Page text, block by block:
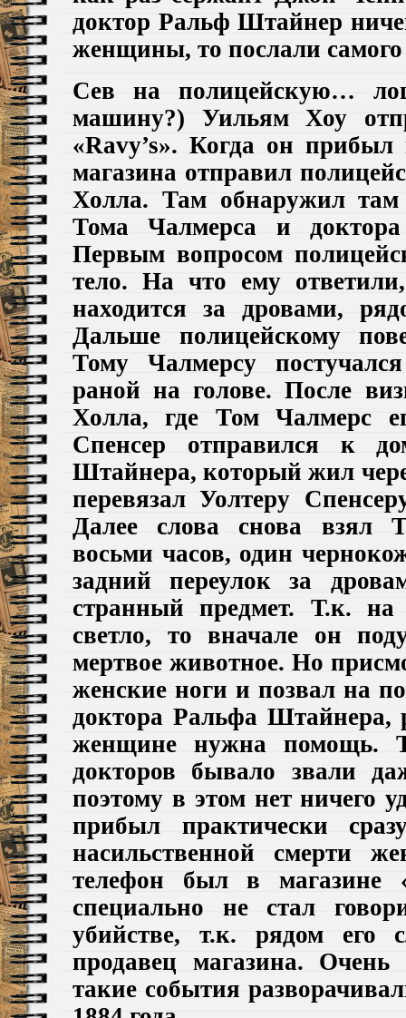
доктор Ральф Штайнер
женщины, то послали самого
Сев на полицейскую…
машину?) Уильям Хоу
«Ravy’s». Когда он прибыл
магазина отправил
Холла. Там обнаружил там
Тома Чалмерса и
Первым вопросом
тело. На что ему
находится за дровами,
Дальше полицейскому
Тому Чалмерсу
раной на голове. После
Холла, где Том Чалмерс
Спенсер отправился к
Штайнера, который жил
перевязал Уолтеру
Далее слова снова взял
восьми часов, один
задний переулок за
странный предмет. Т.к.
светло, то вначале он
мертвое животное. Но
женские ноги и позвал на
доктора Ральфа Штайнера,
женщине нужна помощь.
докторов бывало звали
поэтому в этом нет ничего
прибыл практически
насильственной смерти
телефон был в магазине
специально не стал
убийстве, т.к. рядом его
продавец магазина.
такие события